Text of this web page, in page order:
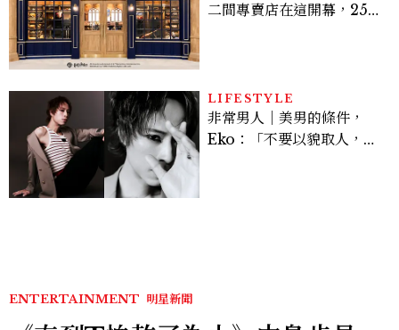
二間專賣店在這開幕，25週
LIFESTYLE
非常男人｜美男的條件，
Eko：「不要以貌取人，內
ENTERTAINMENT 明星新聞